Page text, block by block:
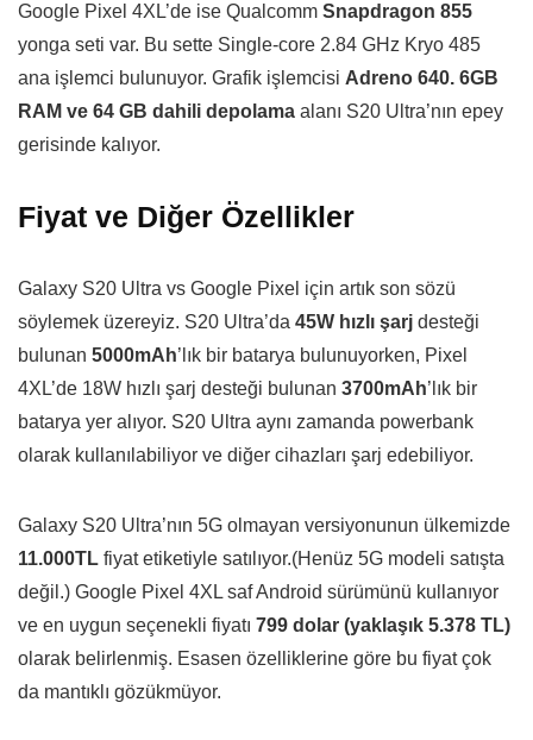
Google Pixel 4XL’de ise Qualcomm Snapdragon 855
yonga seti var. Bu sette Single-core 2.84 GHz Kryo 485
ana işlemci bulunuyor. Grafik işlemcisi Adreno 640. 6GB
RAM ve 64 GB dahili depolama alanı S20 Ultra’nın epey
gerisinde kalıyor.
Fiyat ve Diğer Özellikler
Galaxy S20 Ultra vs Google Pixel için artık son sözü
söylemek üzereyiz. S20 Ultra’da 45W hızlı şarj desteği
bulunan 5000mAh’lık bir batarya bulunuyorken, Pixel
4XL’de 18W hızlı şarj desteği bulunan 3700mAh’lık bir
batarya yer alıyor. S20 Ultra aynı zamanda powerbank
olarak kullanılabiliyor ve diğer cihazları şarj edebiliyor.
Galaxy S20 Ultra’nın 5G olmayan versiyonunun ülkemizde
11.000TL fiyat etiketiyle satılıyor.(Henüz 5G modeli satışta
değil.) Google Pixel 4XL saf Android sürümünü kullanıyor
ve en uygun seçenekli fiyatı 799 dolar (yaklaşık 5.378 TL)
olarak belirlenmiş. Esasen özelliklerine göre bu fiyat çok
da mantıklı gözükmüyor.